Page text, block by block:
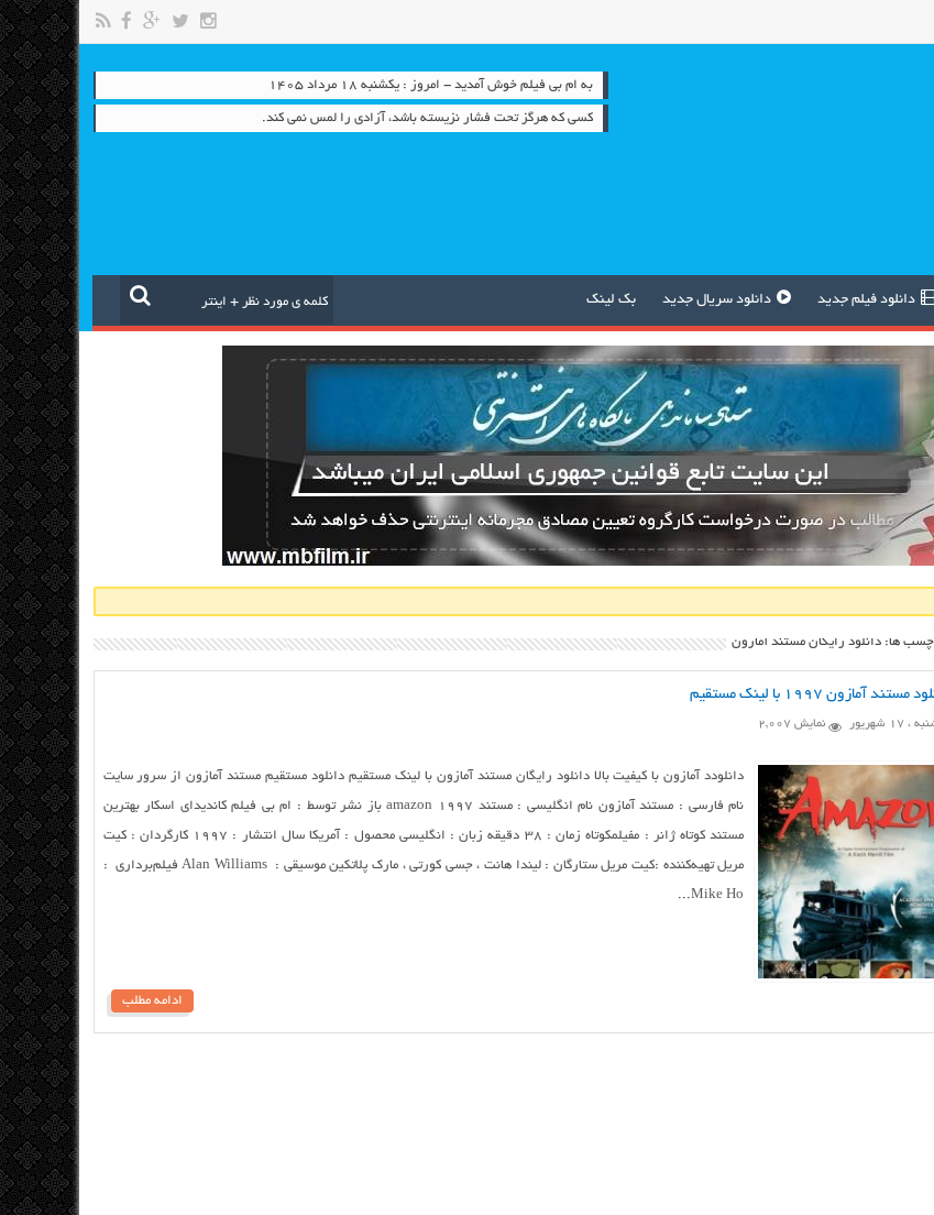
به ام بی فیلم خوش آمدید - امروز : یکشنبه ۱۸ مرداد ۱۴۰۵
كسي كه هرگز تحت فشار نزيسته باشد، آزادي را لمس نمي كند.
دانلود فیلم جدید دانلود سریال جدید بک لینک
ها: دانلود رایگان مستند آمازون
مستند آمازون ۱۹۹۷ با لینک مستقیم
شهریور نمایش 2,007
دانلودد آمازون با کیفیت بالا دانلود رایگان مستند آمازون با لینک مستقیم دانلود مستقیم مستند آمازون از سرور سایت
نام فارسی : مستند آمازون نام انگلیسی : مستند amazon 1997 باز نشر توسط : ام بی فیلم کاندیدای اسکار بهترین
مستند کوتاه ژانر : مفیلمکوتاه زمان : ۳۸ دقیقه زبان : انگلیسی محصول : آمریکا سال انتشار : ۱۹۹۷ کارگردان : کیت
مریل تهیه‌کننده :کیت مریل ستارگان : لیندا هانت ، جسی کورتی ، مارک پلاتکین موسیقی : Alan Williams فیلم‌برداری :
Mike Ho...
ادامه مطلب